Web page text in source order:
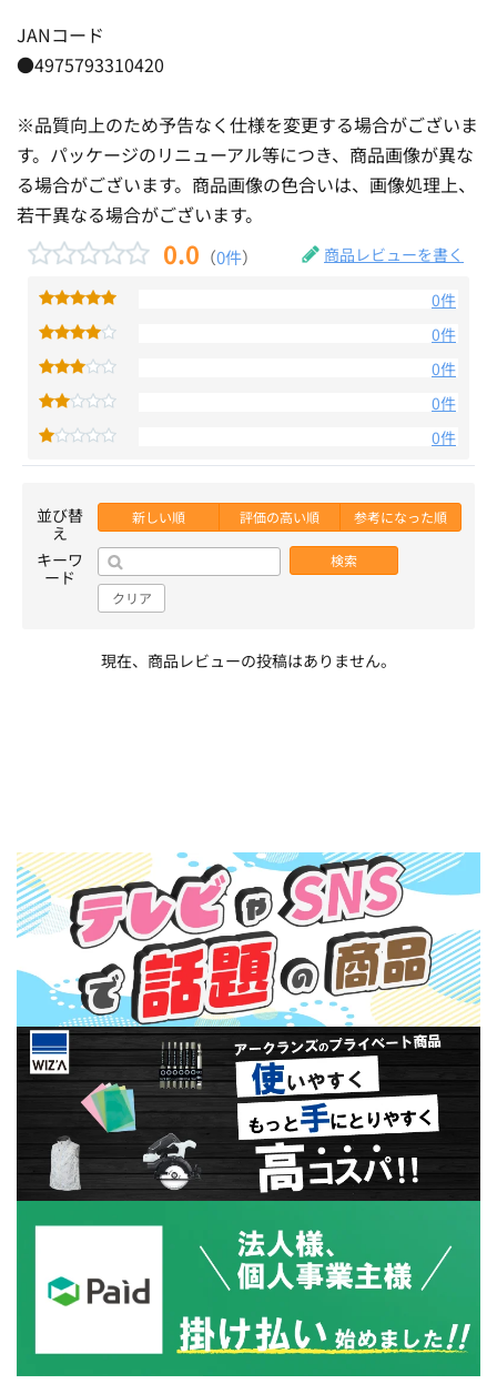
JANコード
●4975793310420
※品質向上のため予告なく仕様を変更する場合がございま
す。パッケージのリニューアル等につき、商品画像が異な
る場合がございます。商品画像の色合いは、画像処理上、
若干異なる場合がございます。
0.0 （0件） 商品レビューを書く
0件
0件
0件
0件
0件
並び替
え
新しい順 評価の高い順 参考になった順
キーワ
ード
検索
クリア
現在、商品レビューの投稿はありません。